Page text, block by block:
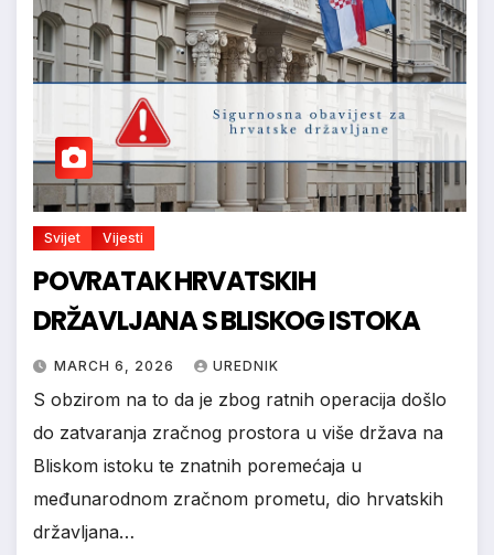
Svijet Vijesti
POVRATAK HRVATSKIH
DRŽAVLJANA S BLISKOG ISTOKA
MARCH 6, 2026 UREDNIK
S obzirom na to da je zbog ratnih operacija došlo
do zatvaranja zračnog prostora u više država na
Bliskom istoku te znatnih poremećaja u
međunarodnom zračnom prometu, dio hrvatskih
državljana…